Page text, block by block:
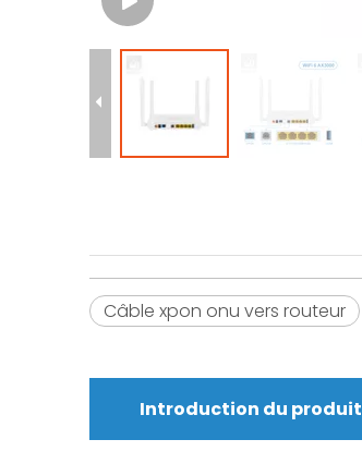
Câble xpon onu vers routeur
Introduction du produit